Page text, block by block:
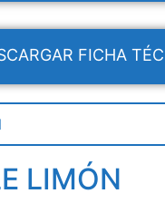
FICHA
LIMÓN